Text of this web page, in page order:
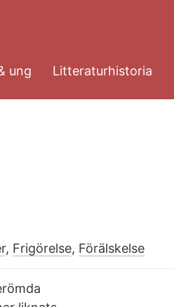
ung Litteraturhistoria
, Frigörelse, Förälskelse